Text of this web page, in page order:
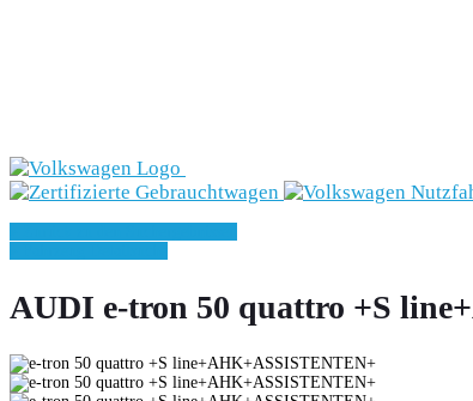
AUDI e-tron 50 quattro +S